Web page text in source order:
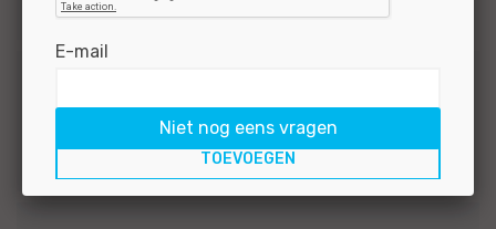
E-mail
Niet nog eens vragen